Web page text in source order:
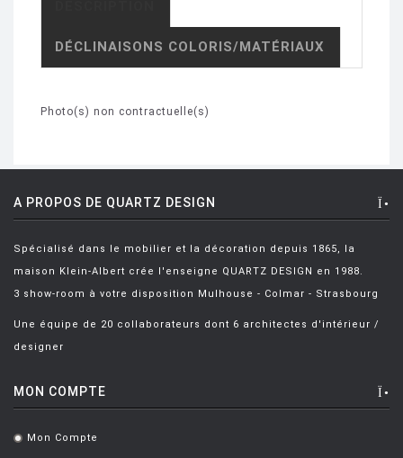
DÉCLINAISONS COLORIS/MATÉRIAUX
Photo(s) non contractuelle(s)
A PROPOS DE QUARTZ DESIGN
Spécialisé dans le mobilier et la décoration depuis 1865, la
maison Klein-Albert crée l'enseigne QUARTZ DESIGN en 1988.
3 show-room à votre disposition Mulhouse - Colmar - Strasbourg
Une équipe de 20 collaborateurs dont 6 architectes d'intérieur /
designer
MON COMPTE
. Mon Compte